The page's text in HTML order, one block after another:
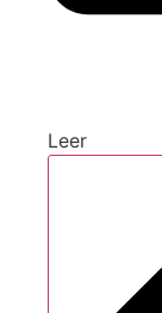
Leer